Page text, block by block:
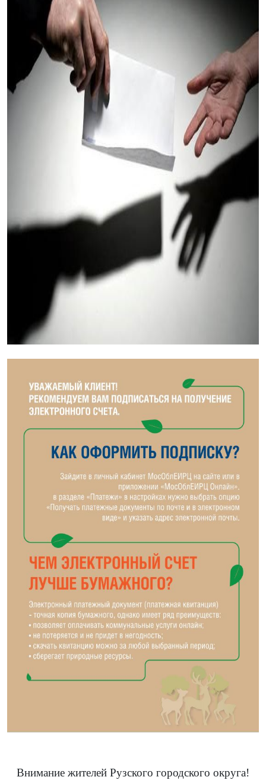
Внимание жителей Рузского городского округа!